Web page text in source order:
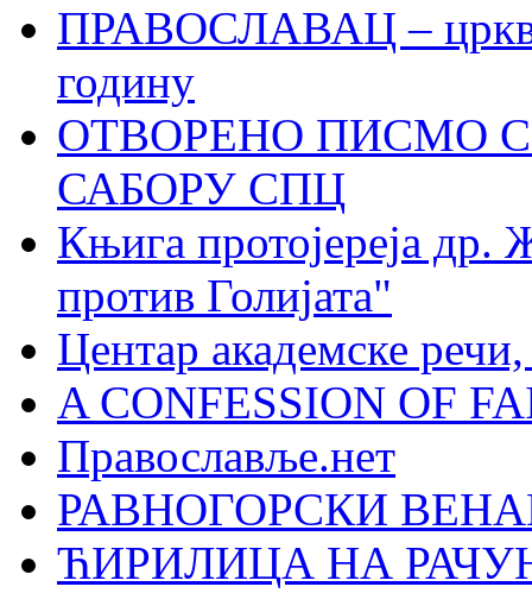
ПРАВОСЛАВАЦ –
годину
ОТВОРЕНО ПИСМО
САБОРУ СПЦ
Књига протојереја др.
против Голијата"
Центар академске
A CONFESSION OF
Православље.нет
РАВНОГОРСКИ
ЋИРИЛИЦА НА